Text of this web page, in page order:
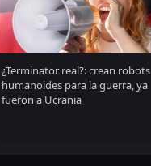
¿Terminator real?: crean robots
humanoides para la guerra, ya
fueron a Ucrania